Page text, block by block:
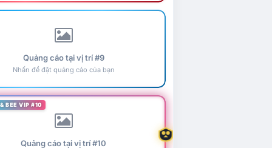
Quảng cáo tại vị trí #9
Nhấn để đặt quảng cáo của bạn
BEE VIP #10
Quảng cáo tại vị trí #10